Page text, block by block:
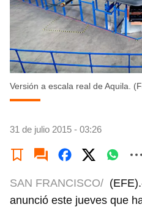
Versión a escala real de Aquila.
31 de julio 2015 - 03:26
SAN FRANCISCO/
anunció este jueves que